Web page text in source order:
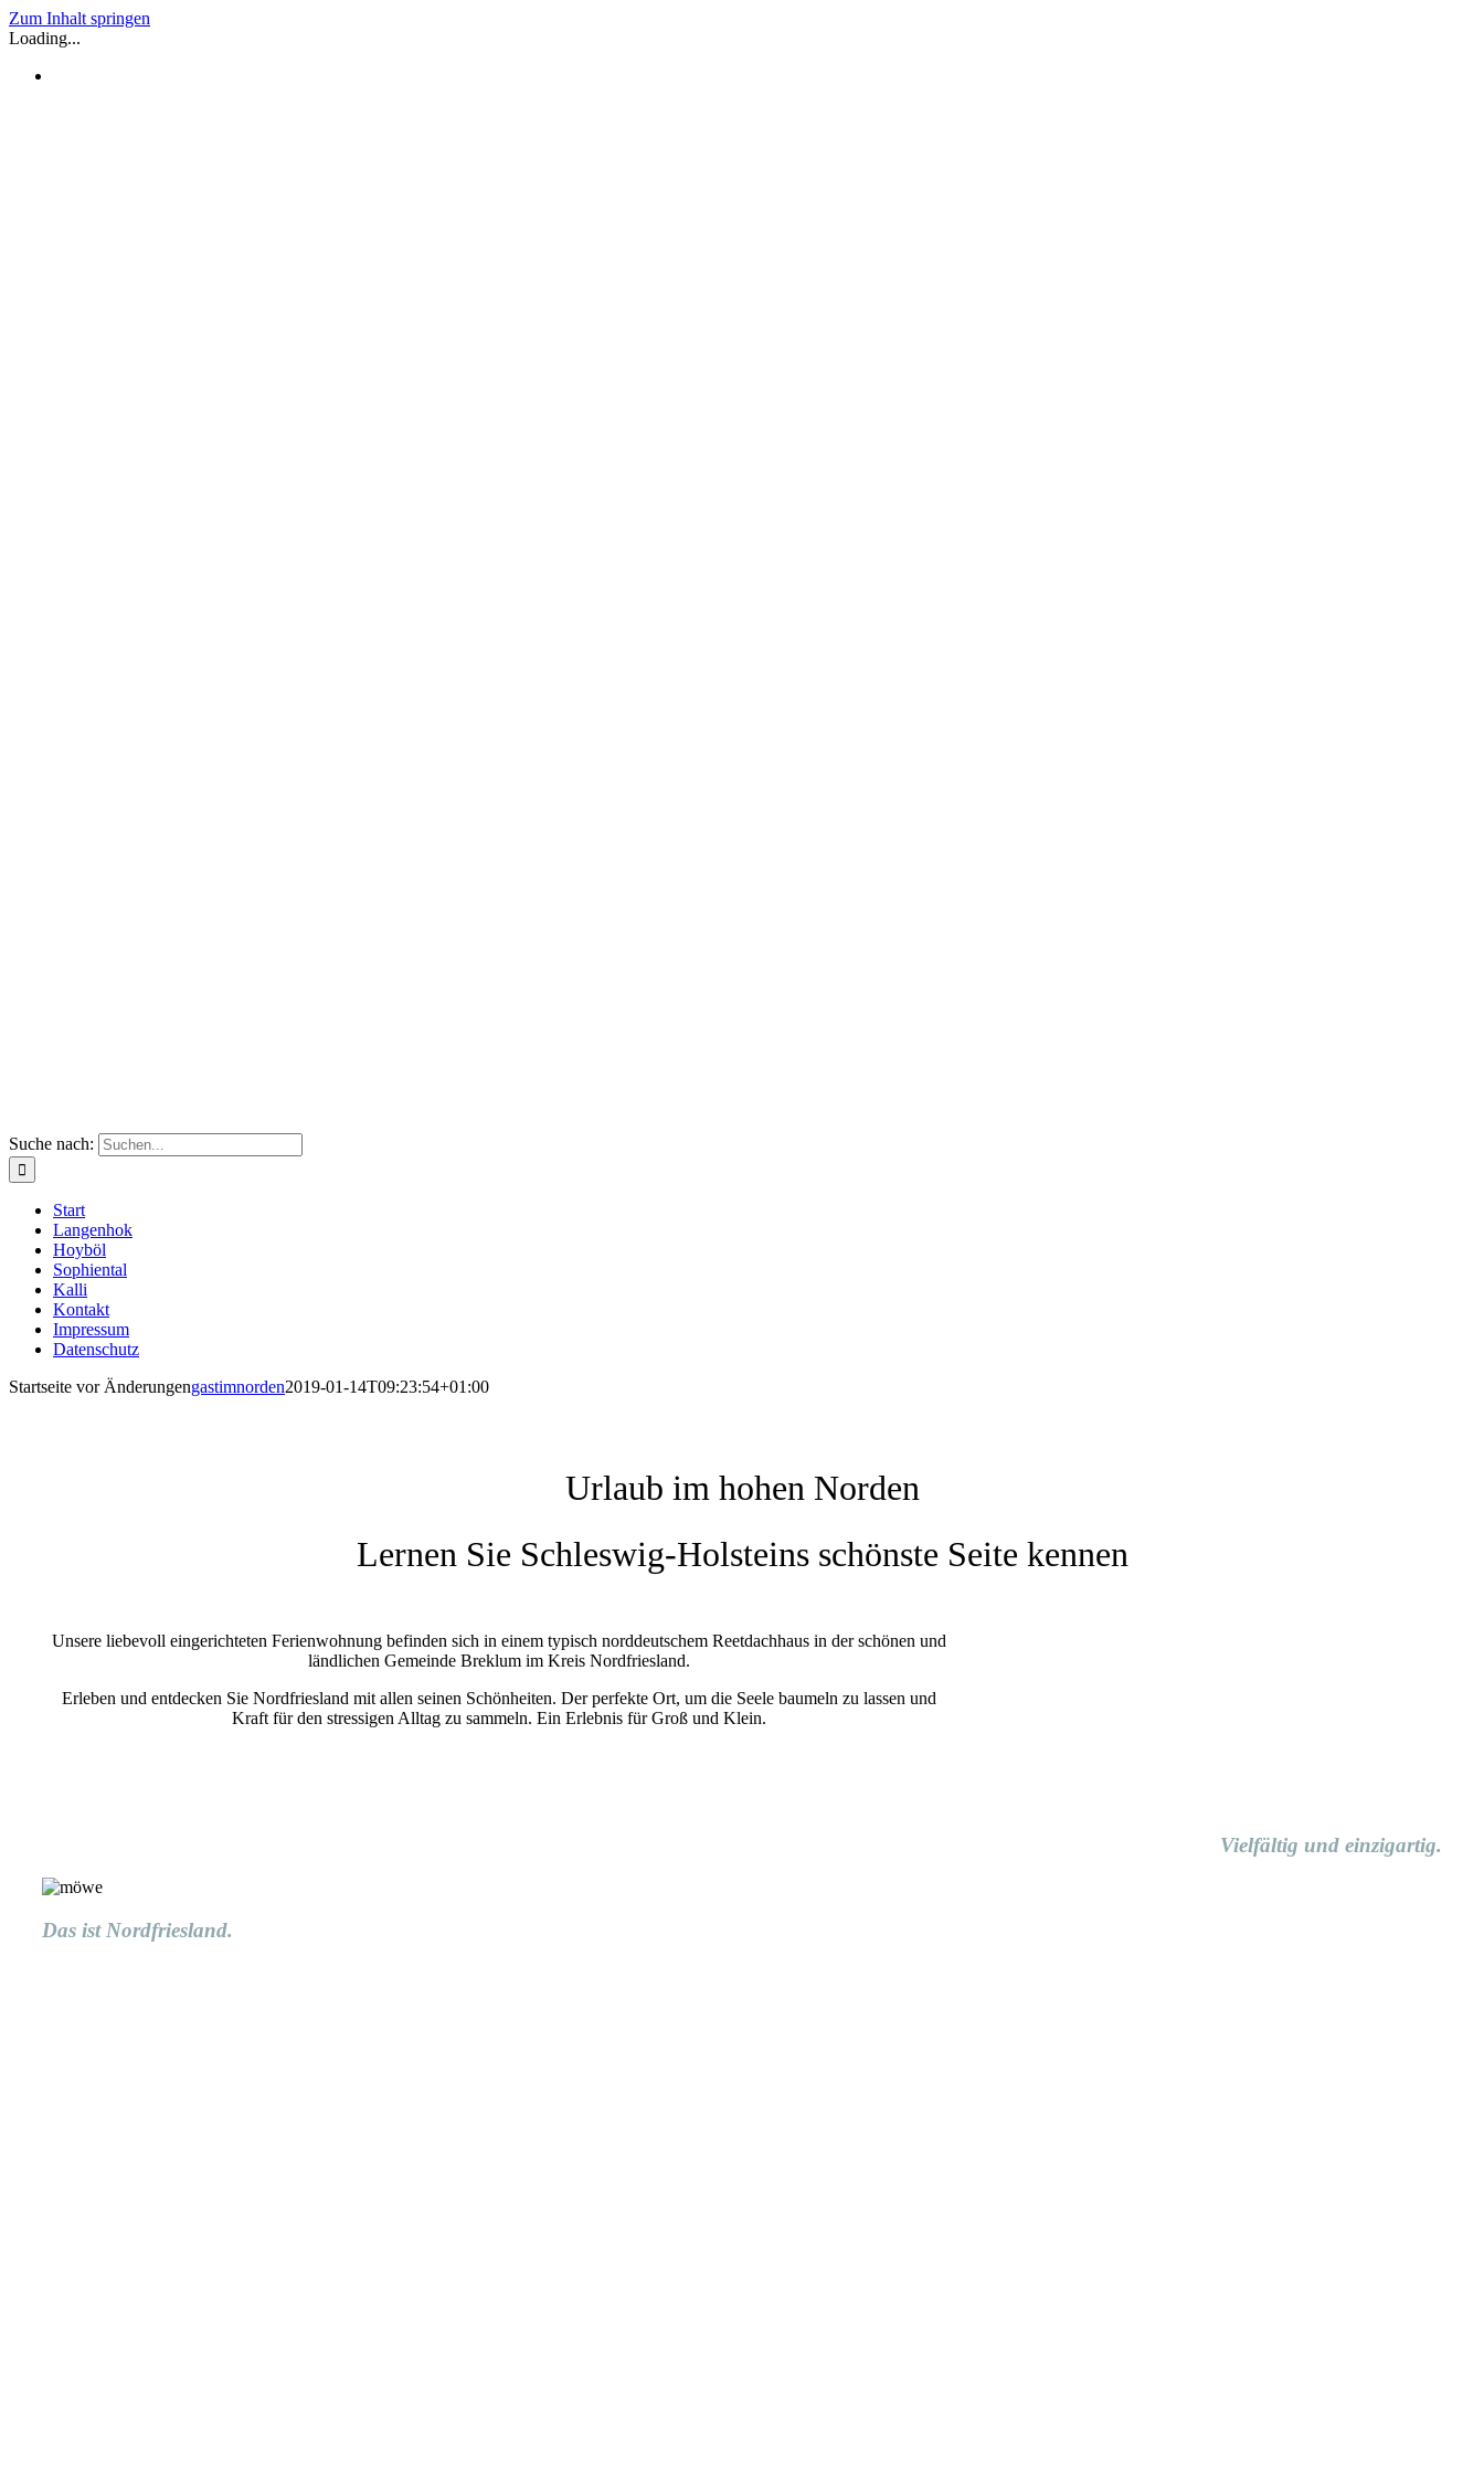
Zum Inhalt springen
Loading...
Suche nach:
Start
Langenhok
Hoyböl
Sophiental
Kalli
Kontakt
Impressum
Datenschutz
Startseite vor Änderungengastimnorden2019-01-14T09:23:54+01:00
Urlaub im hohen Norden
Lernen Sie Schleswig-Holsteins schönste Seite kennen
Unsere liebevoll eingerichteten Ferienwohnung befinden sich in einem typisch norddeutschem Reetdachhaus in der schönen und
ländlichen Gemeinde Breklum im Kreis Nordfriesland.
Erleben und entdecken Sie Nordfriesland mit allen seinen Schönheiten. Der perfekte Ort, um die Seele baumeln zu lassen und
Kraft für den stressigen Alltag zu sammeln. Ein Erlebnis für Groß und Klein.
Vielfältig und einzigartig.
Das ist Nordfriesland.